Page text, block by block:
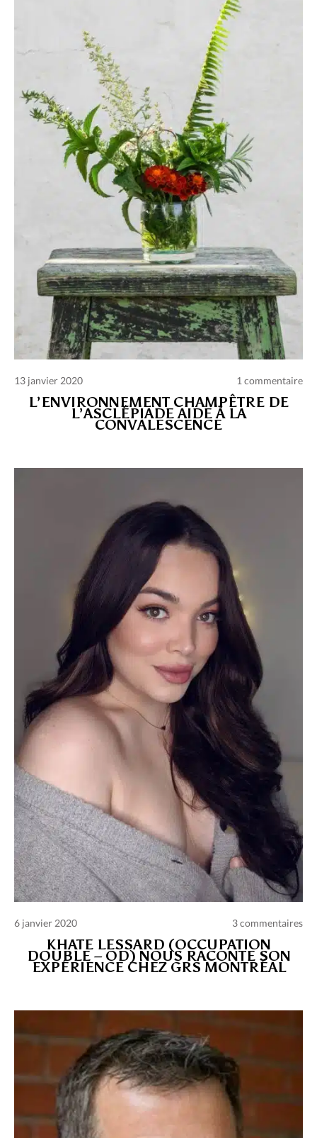
13 janvier 2020 1 commentaire
L’ENVIRONNEMENT CHAMPÊTRE DE
L’ASCLÉPIADE AIDE À LA
CONVALESCENCE
6 janvier 2020 3 commentaires
KHATE LESSARD (OCCUPATION
DOUBLE – OD) NOUS RACONTE SON
EXPÉRIENCE CHEZ GRS MONTRÉAL